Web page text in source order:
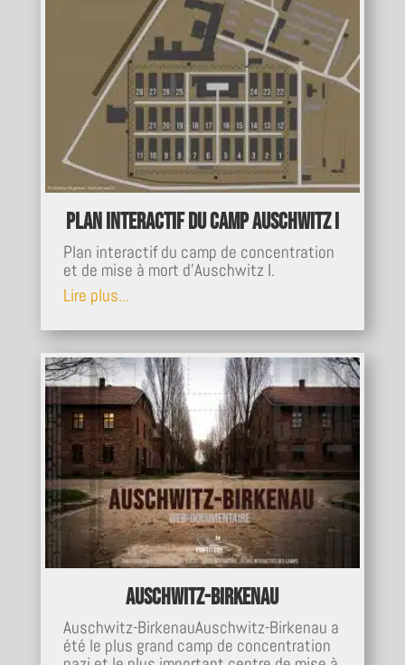
Plan interactif du camp Auschwitz I
Plan interactif du camp de concentration
et de mise à mort d'Auschwitz I.
Lire plus...
Auschwitz-Birkenau
Auschwitz-BirkenauAuschwitz-Birkenau a
été le plus grand camp de concentration